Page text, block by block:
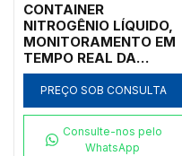
CONTAINER
NITROGÊNIO LÍQUIDO,
MONITORAMENTO EM
TEMPO REAL DA
TEMPERATURA E DO
NÍVEL NL2, 65L,
ABERTURA 216MM,
BOLSAS DE SANGUE
PREÇO SOB CONSULTA
Consulte-nos pelo
WhatsApp